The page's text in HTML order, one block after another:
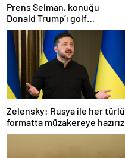
Prens Selman, konuğu
Donald Trump’ı golf
arabasıyla yemeğe götürdü
Zelensky: Rusya ile her türlü
formatta müzakereye hazırız